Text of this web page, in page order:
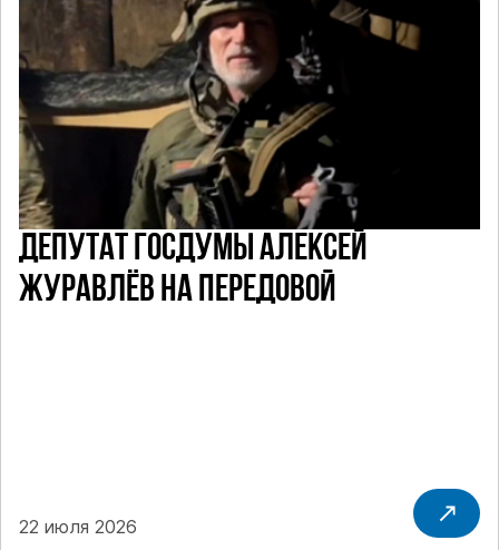
ДЕПУТАТ ГОСДУМЫ АЛЕКСЕЙ
ЖУРАВЛЁВ НА ПЕРЕДОВОЙ
22 июля 2026